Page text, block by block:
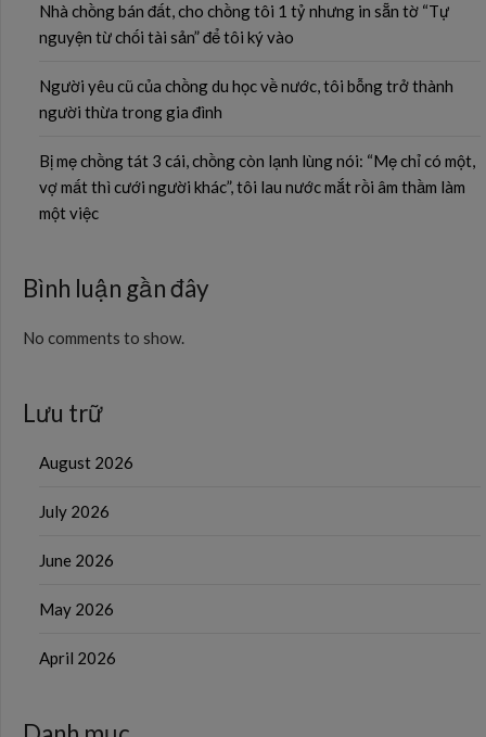
Nhà chồng bán đất, cho chồng tôi 1 tỷ nhưng in sẵn tờ “Tự
nguyện từ chối tài sản” để tôi ký vào
Người yêu cũ của chồng du học về nước, tôi bỗng trở thành
người thừa trong gia đình
Bị mẹ chồng tát 3 cái, chồng còn lạnh lùng nói: “Mẹ chỉ có một,
vợ mất thì cưới người khác”, tôi lau nước mắt rồi âm thầm làm
một việc
Bình luận gần đây
No comments to show.
Lưu trữ
August 2026
July 2026
June 2026
May 2026
April 2026